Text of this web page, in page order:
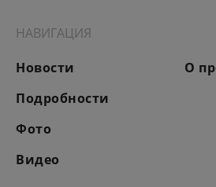
НАВИГАЦИЯ
Новости
Подробности
Фото
Видео
О